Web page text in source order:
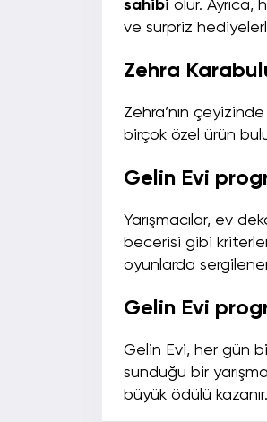
sahibi olur. Ayrıca,
ve sürpriz
Zehra
Zehra’nın
birçok özel ürün
Gelin Evi
Yarışmacılar, ev
becerisi gibi
oyunlarda
Gelin Evi
Gelin Evi, her gün
sunduğu bir
büyük ödülü kazanır.